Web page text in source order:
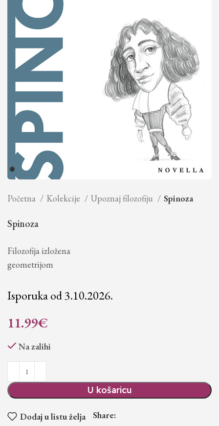
Početna Kolekcije Upoznaj filozofiju Spinoza
Spinoza
Filozofija izložena
geometrijom
Isporuka od 3.10.2026.
11.99€
Na zalihi
U košaricu
Dodaj u listu želja Share: